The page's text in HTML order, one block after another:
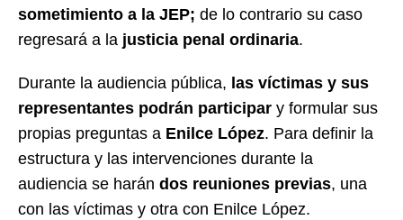
sometimiento a la JEP; de lo contrario su caso
regresará a la justicia penal ordinaria.
Durante la audiencia pública, las víctimas y sus
representantes podrán participar y formular sus
propias preguntas a Enilce López. Para definir la
estructura y las intervenciones durante la
audiencia se harán dos reuniones previas, una
con las víctimas y otra con Enilce López.